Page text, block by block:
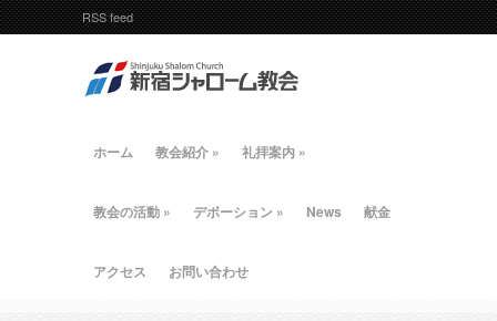
RSS feed
ホーム 教会紹介 » 礼拝案内 »
教会の活動 » デボーション » News 献金
アクセス お問い合わせ